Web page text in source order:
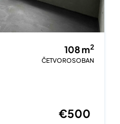
108m2
ČETVOROSOBAN
€500